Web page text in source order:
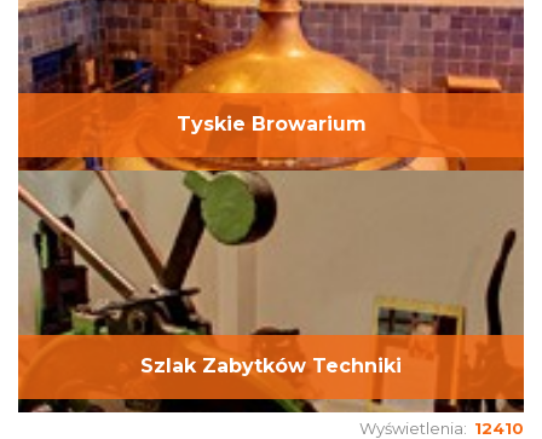
Tyskie Browarium
Szlak Zabytków Techniki
Wyświetlenia: 12410